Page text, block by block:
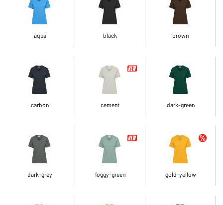
aqua black brown
carbon cement dark-green
dark-grey foggy-green gold-yellow